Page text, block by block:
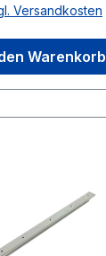
Versandkosten
Warenkorb